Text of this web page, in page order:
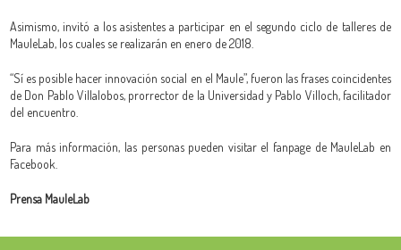
Asimismo, invitó a los asistentes a participar en el segundo ciclo de talleres de
MauleLab, los cuales se realizarán en enero de 2018.
“Sí es posible hacer innovación social en el Maule”, fueron las frases coincidentes
de Don Pablo Villalobos, prorrector de la Universidad y Pablo Villoch, facilitador
del encuentro.
Para más información, las personas pueden visitar el fanpage de MauleLab en
Facebook.
Prensa MauleLab